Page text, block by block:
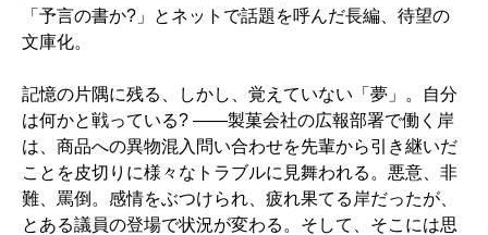
「予言の書か?」とネットで話題を呼んだ長編、待望の
文庫化。
記憶の片隅に残る、しかし、覚えていない「夢」。自分
は何かと戦っている? ――製菓会社の広報部署で働く岸
は、商品への異物混入問い合わせを先輩から引き継いだ
ことを皮切りに様々なトラブルに見舞われる。悪意、非
難、罵倒。感情をぶつけられ、疲れ果てる岸だったが、
とある議員の登場で状況が変わる。そして、そこには思